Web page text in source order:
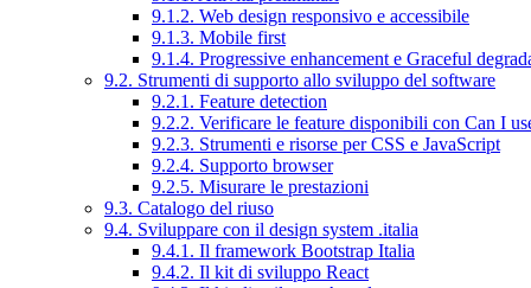
9.1.2. Web design responsivo e accessibile
9.1.3. Mobile first
9.1.4. Progressive enhancement e Graceful
9.2. Strumenti di supporto allo sviluppo del software
9.2.1. Feature detection
9.2.2. Verificare le feature disponibili con Can I
9.2.3. Strumenti e risorse per CSS e JavaScript
9.2.4. Supporto browser
9.2.5. Misurare le prestazioni
9.3. Catalogo del riuso
9.4. Sviluppare con il design system .italia
9.4.1. Il framework Bootstrap Italia
9.4.2. Il kit di sviluppo React